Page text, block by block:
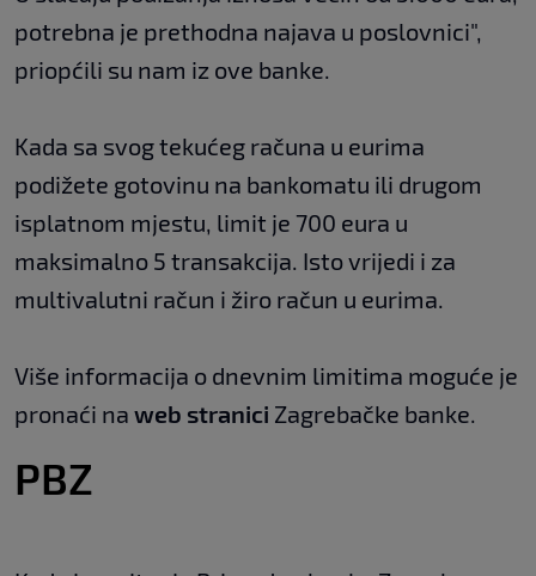
potrebna je prethodna najava u poslovnici",
priopćili su nam iz ove banke.
Kada sa svog tekućeg računa u eurima
podižete gotovinu na bankomatu ili drugom
isplatnom mjestu, limit je 700 eura u
maksimalno 5 transakcija. Isto vrijedi i za
multivalutni račun i žiro račun u eurima.
Više informacija o dnevnim limitima moguće je
pronaći na web stranici Zagrebačke banke.
PBZ